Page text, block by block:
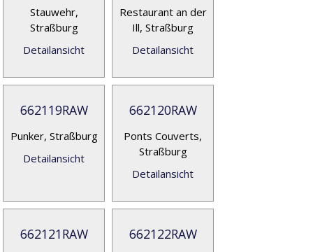
Stauwehr,
Straßburg
Detailansicht
Restaurant an der
Ill, Straßburg
Detailansicht
662119RAW
Punker, Straßburg
Detailansicht
662120RAW
Ponts Couverts,
Straßburg
Detailansicht
662121RAW 662122RAW